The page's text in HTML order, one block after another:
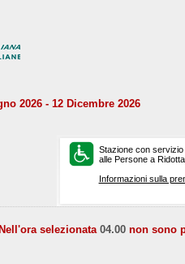
2026 - 12 Dicembre 2026
Stazione con
alle Persone a
Informazioni sulla
Nell'ora selezionata 04.00 non sono